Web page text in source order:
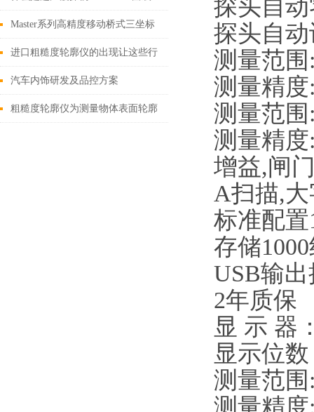
数字超声波探伤仪重磅升级！
Master系列高精度移动桥式三坐标
测量机！--测量精度与速度的双重
守护者 ！
进口粗糙度轮廓仪的出现让这些行
业赢得便利
汽车内饰研发及品控方案
粗糙度轮廓仪为测量物体表面轮廓
探头自
探头自
测量范围
测量精度
测量范围
测量精度
增益,闸
A扫描,
标准配
存储
USB输
2年质保
显 示 器
显示位
测量范围
测量精度